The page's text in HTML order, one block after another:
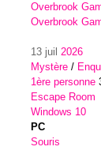
Overbrook
Overbrook
13 juil 2026
Mystère /
1ère personne
Escape Room
Windows 10
PC
Souris